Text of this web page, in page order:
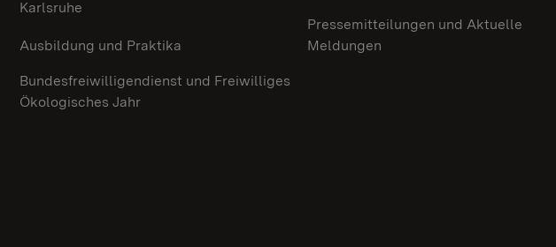
Karlsruhe
Ausbildung und Praktika
Bundesfreiwilligendienst und Freiwilliges
Ökologisches Jahr
Pressemitteilungen und Aktuelle
Meldungen